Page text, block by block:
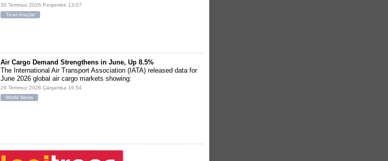
30 Temmuz 2026 Perşembe 13:07
Ticari Araçlar
Air Cargo Demand Strengthens in June, Up 8.5%
The International Air Transport Association (IATA) released data for
June 2026 global air cargo markets showing:
29 Temmuz 2026 Çarşamba 16:54
World News